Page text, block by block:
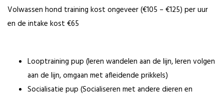
Volwassen hond training kost ongeveer (€105 – €125) per uur
en de intake kost €65
Looptraining pup (leren wandelen aan de lijn, leren volgen
aan de lijn, omgaan met afleidende prikkels)
Socialisatie pup (Socialiseren met andere dieren en